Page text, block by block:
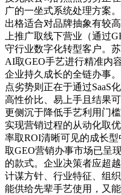
广的一坐式系统处理方案
出格适合对品牌抽象有较
上推广取线下营业（通过
守行业数字化转型客户。
AI取GEO手艺进行精准内
企业持久成长的全链办事
点劣势则正在于通过SaaS
高性价比、易上手且结果
更侧沉于降低手艺利用门
实现营销过程的从动化取
率取ROI清晰可见的成长
取GEO营销办事市场已呈
的款式。企业决策者应超
计谋方针、行业特征、组
能供给先辈手艺使用，又